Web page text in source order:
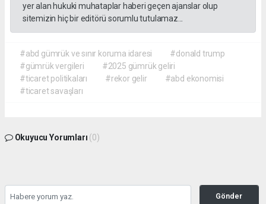
yer alan hukuki muhataplar haberi geçen ajanslar olup
sitemizin hiç bir editörü sorumlu tutulamaz...
#abd gümrük ve sınır koruma idaresi
#donald trump
#gümrük vergileri
#2025 gümrük geliri
#ticaret politikaları
#rekor gelir
#abd ekonomisi
#ticaret savaşları
Okuyucu Yorumları (0)
Gönder